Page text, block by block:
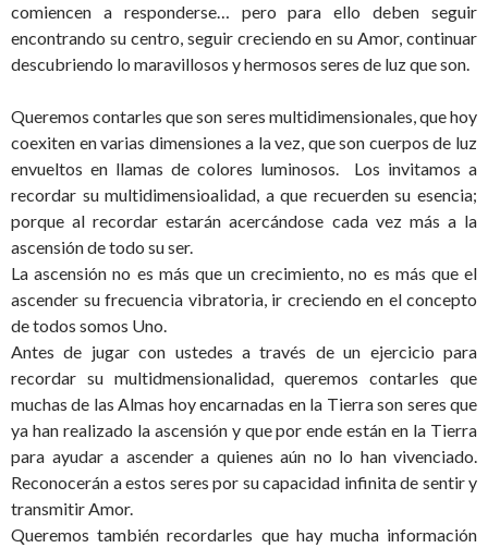
comiencen a responderse… pero para ello deben seguir
encontrando su centro, seguir creciendo en su Amor, continuar
descubriendo lo maravillosos y hermosos seres de luz que son.
Queremos contarles que son seres multidimensionales, que hoy
coexiten en varias dimensiones a la vez, que son cuerpos de luz
envueltos en llamas de colores luminosos. Los invitamos a
recordar su multidimensioalidad, a que recuerden su esencia;
porque al recordar estarán acercándose cada vez más a la
ascensión de todo su ser.
La ascensión no es más que un crecimiento, no es más que el
ascender su frecuencia vibratoria, ir creciendo en el concepto
de todos somos Uno.
Antes de jugar con ustedes a través de un ejercicio para
recordar su multidmensionalidad, queremos contarles que
muchas de las Almas hoy encarnadas en la Tierra son seres que
ya han realizado la ascensión y que por ende están en la Tierra
para ayudar a ascender a quienes aún no lo han vivenciado.
Reconocerán a estos seres por su capacidad infinita de sentir y
transmitir Amor.
Queremos también recordarles que hay mucha información